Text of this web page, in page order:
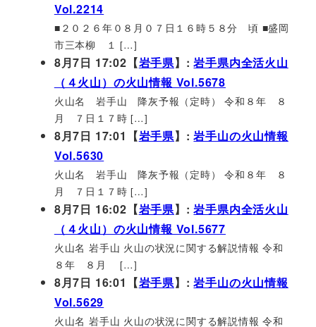
Vol.2214
■２０２６年０８月０７日１６時５８分 頃 ■盛岡
市三本柳 １ […]
8月7日 17:02【岩手県】:岩手県内全活火山
（４火山）の火山情報 Vol.5678
火山名 岩手山 降灰予報（定時） 令和８年 ８
月 ７日１７時 […]
8月7日 17:01【岩手県】:岩手山の火山情報
Vol.5630
火山名 岩手山 降灰予報（定時） 令和８年 ８
月 ７日１７時 […]
8月7日 16:02【岩手県】:岩手県内全活火山
（４火山）の火山情報 Vol.5677
火山名 岩手山 火山の状況に関する解説情報 令和
８年 ８月 […]
8月7日 16:01【岩手県】:岩手山の火山情報
Vol.5629
火山名 岩手山 火山の状況に関する解説情報 令和